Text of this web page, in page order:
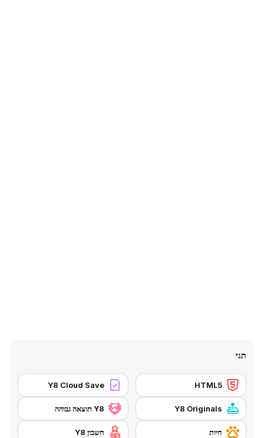
תגי
HTML5
Y8 Cloud Save
Y8 Originals Y8 תוצאה גבוהה
חיות חשבון Y8